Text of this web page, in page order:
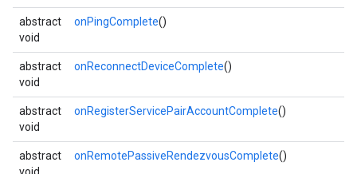
abstract
void
onPingComplete()
abstract
void
onReconnectDeviceComplete()
abstract
void
onRegisterServicePairAccountComplete()
abstract
onRemotePassiveRendezvousComplete()